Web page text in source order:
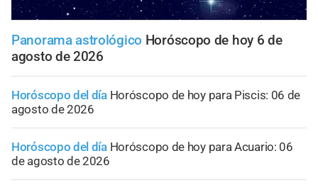
Panorama astrológico Horóscopo de hoy 6 de
agosto de 2026
Horóscopo del día Horóscopo de hoy para Piscis: 06 de
agosto de 2026
Horóscopo del día Horóscopo de hoy para Acuario: 06
de agosto de 2026